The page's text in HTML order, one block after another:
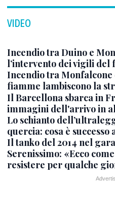
VIDEO
Incendio tra Duino e
l’intervento dei vigili del
Incendio tra Monfalcone
fiamme lambiscono la
Il Barcellona sbarca in
immagini dell'arrivo in
Lo schianto
quercia: cosa è successo
Il tanko del 2014 nel
Serenissimo: «Ecco
resistere per qualche